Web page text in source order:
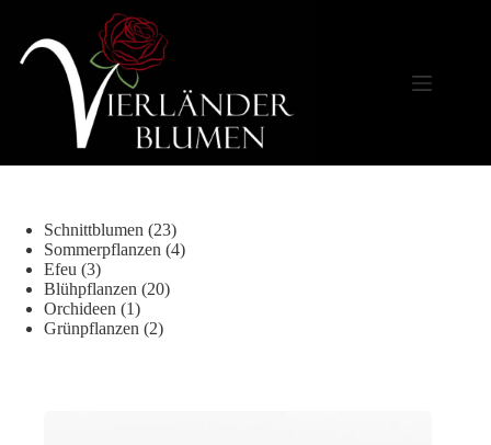
springen
Schnittblumen 2323
Produkte
Sommerpflanzen 44
Efeu 33
Produkte
Blühpflanzen 2020
Orchideen 11
Produkt
Grünpflanzen 22